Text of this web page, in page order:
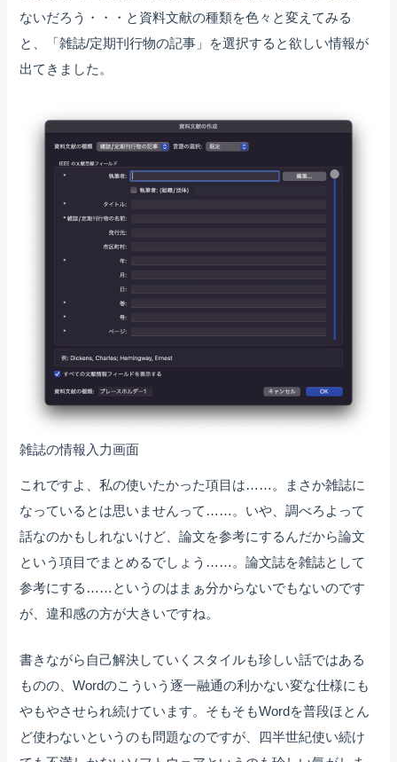
ないだろう・・・と資料文献の種類を色々と変えてみる
と、「雑誌/定期刊行物の記事」を選択すると欲しい情報が
出てきました。
雑誌の情報入力画面
これですよ、私の使いたかった項目は……。まさか雑誌に
なっているとは思いませんって……。いや、調べろよって
話なのかもしれないけど、論文を参考にするんだから論文
という項目でまとめるでしょう……。論文誌を雑誌として
参考にする……というのはまぁ分からないでもないのです
が、違和感の方が大きいですね。
書きながら自己解決していくスタイルも珍しい話ではある
ものの、Wordのこういう逐一融通の利かない変な仕様にも
やもやさせられ続けています。そもそもWordを普段ほとん
ど使わないというのも問題なのですが、四半世紀使い続け